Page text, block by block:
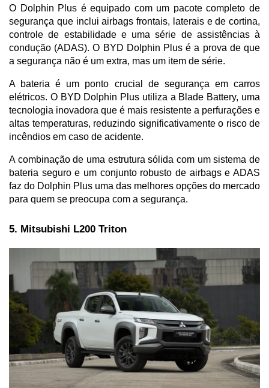
O Dolphin Plus é equipado com um pacote completo de
segurança que inclui airbags frontais, laterais e de cortina,
controle de estabilidade e uma série de assistências à
condução (ADAS). O BYD Dolphin Plus é a prova de que
a segurança não é um extra, mas um item de série.
A bateria é um ponto crucial de segurança em carros
elétricos. O BYD Dolphin Plus utiliza a Blade Battery, uma
tecnologia inovadora que é mais resistente a perfurações e
altas temperaturas, reduzindo significativamente o risco de
incêndios em caso de acidente.
A combinação de uma estrutura sólida com um sistema de
bateria seguro e um conjunto robusto de airbags e ADAS
faz do Dolphin Plus uma das melhores opções do mercado
para quem se preocupa com a segurança.
5. Mitsubishi L200 Triton